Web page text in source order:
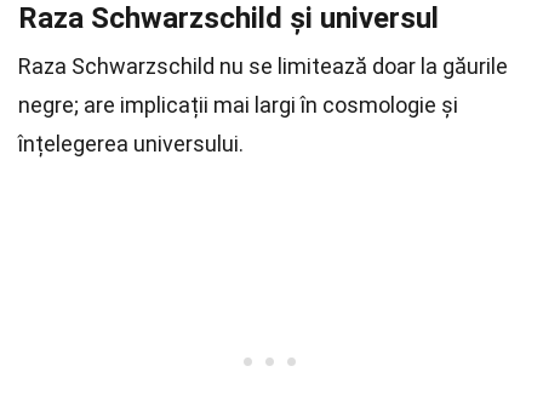
Raza Schwarzschild și universul
Raza Schwarzschild nu se limitează doar la găurile
negre; are implicații mai largi în cosmologie și
înțelegerea universului.